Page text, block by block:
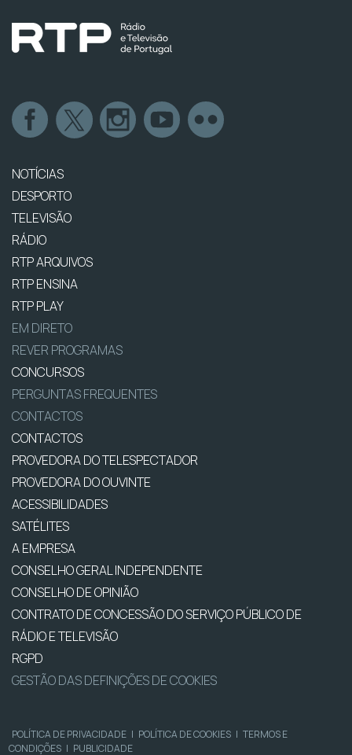
NOTÍCIAS
DESPORTO
TELEVISÃO
RÁDIO
RTP ARQUIVOS
RTP ENSINA
RTP PLAY
EM DIRETO
REVER PROGRAMAS
CONCURSOS
PERGUNTAS FREQUENTES
CONTACTOS
CONTACTOS
PROVEDORA DO TELESPECTADOR
PROVEDORA DO OUVINTE
ACESSIBILIDADES
SATÉLITES
A EMPRESA
CONSELHO GERAL INDEPENDENTE
CONSELHO DE OPINIÃO
CONTRATO DE CONCESSÃO DO SERVIÇO PÚBLICO DE
RÁDIO E TELEVISÃO
RGPD
GESTÃO DAS DEFINIÇÕES DE COOKIES
POLÍTICA DE PRIVACIDADE | POLÍTICA DE COOKIES | TERMOS E
CONDIÇÕES | PUBLICIDADE